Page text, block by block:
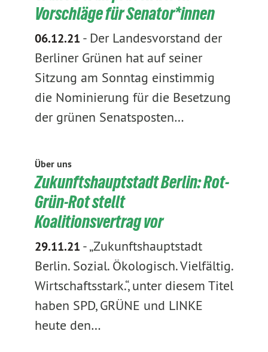
Vorschläge für Senator*innen
06.12.21 - Der Landesvorstand der
Berliner Grünen hat auf seiner
Sitzung am Sonntag einstimmig
die Nominierung für die Besetzung
der grünen Senatsposten…
Über uns
Zukunftshauptstadt Berlin: Rot-
Grün-Rot stellt
Koalitionsvertrag vor
29.11.21 -„Zukunftshauptstadt
Berlin. Sozial. Ökologisch. Vielfältig.
Wirtschaftsstark.“, unter diesem Titel
haben SPD, GRÜNE und LINKE
heute den…